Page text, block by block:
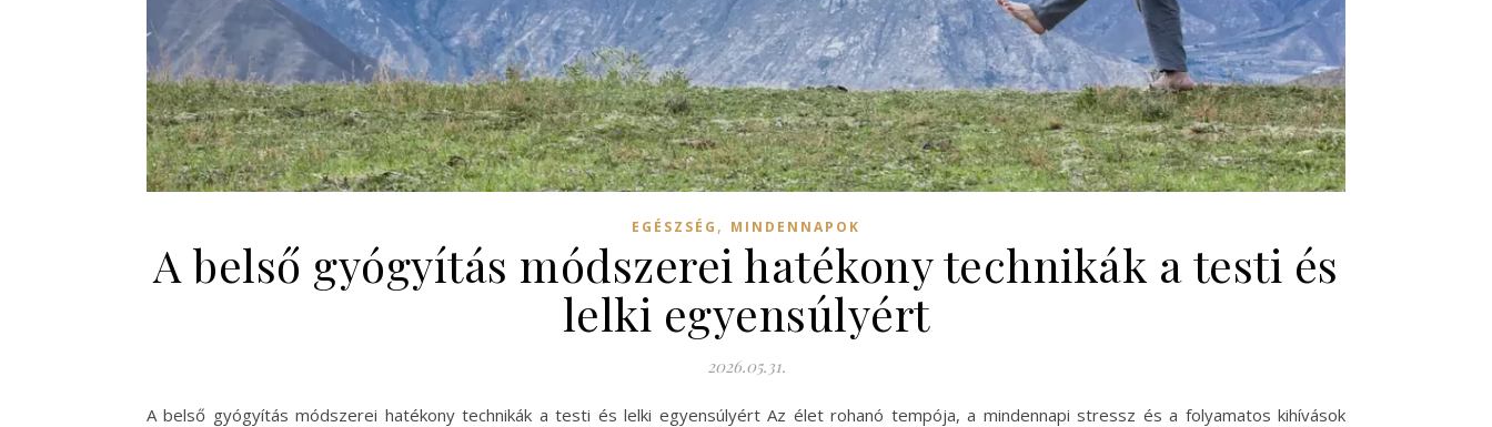
EGÉSZSÉG , MINDENNAPOK
A belső gyógyítás módszerei hatékony technikák a testi és
lelki egyensúlyért
2026.05.31.
A belső gyógyítás módszerei hatékony technikák a testi és lelki egyensúlyért Az élet rohanó tempója, a mindennapi stressz és a folyamatos kihívások